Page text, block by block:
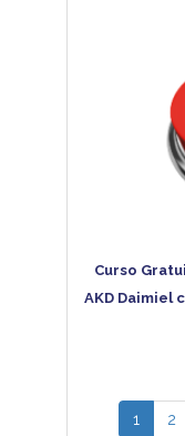
Curso
AKD Daimiel
1 2